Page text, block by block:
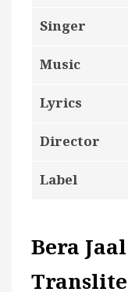
Singer
Music
Lyrics
Director
Label
Bera